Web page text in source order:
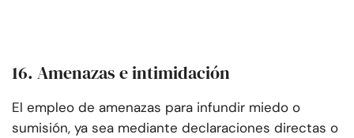
16. Amenazas e intimidación
El empleo de amenazas para infundir miedo o
sumisión, ya sea mediante declaraciones directas o